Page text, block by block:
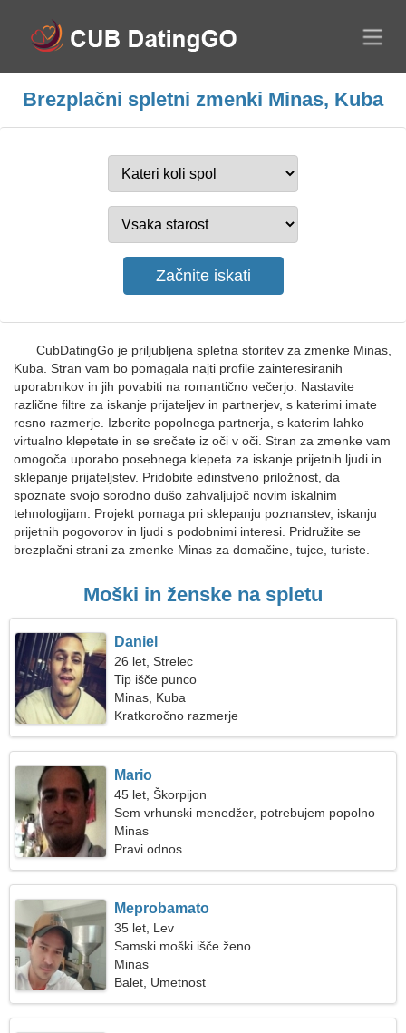
Brezplačni spletni zmenki Minas, Kuba
CubDatingGo je priljubljena spletna storitev za zmenke Minas,
Kuba. Stran vam bo pomagala najti profile zainteresiranih
uporabnikov in jih povabiti na romantično večerjo. Nastavite
različne filtre za iskanje prijateljev in partnerjev, s katerimi imate
resno razmerje. Izberite popolnega partnerja, s katerim lahko
virtualno klepetate in se srečate iz oči v oči. Stran za zmenke vam
omogoča uporabo posebnega klepeta za iskanje prijetnih ljudi in
sklepanje prijateljstev. Pridobite edinstveno priložnost, da
spoznate svojo sorodno dušo zahvaljujoč novim iskalnim
tehnologijam. Projekt pomaga pri sklepanju poznanstev, iskanju
prijetnih pogovorov in ljudi s podobnimi interesi. Pridružite se
brezplačni strani za zmenke Minas za domačine, tujce, turiste.
Moški in ženske na spletu
Daniel
26 let, Strelec
Tip išče punco
Minas, Kuba
Kratkoročno razmerje
Mario
45 let, Škorpijon
Sem vrhunski menedžer, potrebujem popolno
žensko
Minas
Pravi odnos
Meprobamato
35 let, Lev
Samski moški išče ženo
Minas
Balet, Umetnost